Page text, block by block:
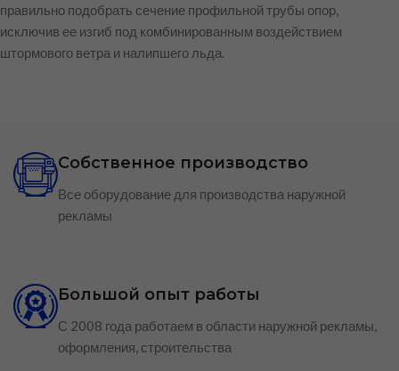
правильно подобрать сечение профильной трубы опор,
исключив ее изгиб под комбинированным воздействием
штормового ветра и налипшего льда.
Собственное производство
Все оборудование для производства наружной
рекламы
Большой опыт работы
С 2008 года работаем в области наружной рекламы,
оформления, строительства